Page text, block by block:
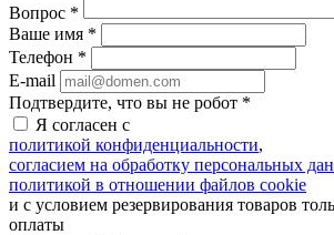
Вопрос *
Ваше имя *
Телефон *
E-mail
Подтвердите, что вы не робот *
Я согласен с
политикой конфиденциальности,
согласием на обработку персональных
политикой в отношении файлов cookie
и с условием резервирования товаров
оплаты